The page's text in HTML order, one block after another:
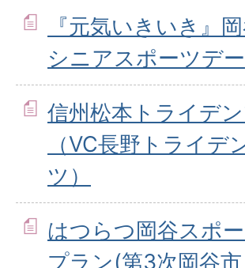
『元気いきいき』
シニアスポーツデー
信州松本トライデ
（VC長野トライデ
ツ）
はつらつ岡谷スポ
プラン(第3次岡谷市